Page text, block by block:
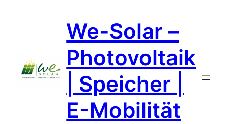
We-Solar –
Photovoltaik
| Speicher |
E-Mobilität